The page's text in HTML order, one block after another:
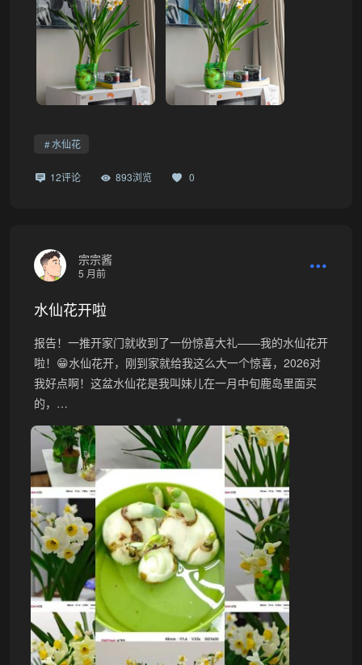
❅
水仙花
12评论 893浏览 0
宗宗酱
5 月前
水仙花开啦
报告！一推开家门就收到了一份惊喜大礼——我的水仙花开
啦！😁水仙花开，刚到家就给我这么大一个惊喜，2026对
我好点啊！这盆水仙花是我叫妹儿在一月中旬鹿岛里面买
的，…